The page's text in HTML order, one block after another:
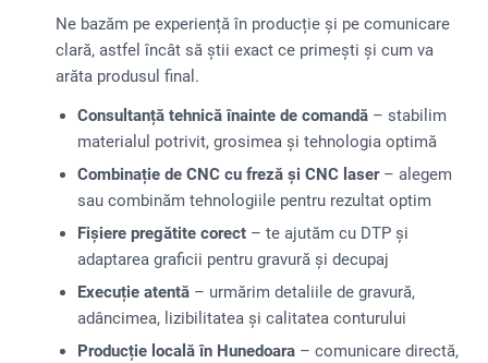
Ne bazăm pe experiență în producție și pe comunicare
clară, astfel încât să știi exact ce primești și cum va
arăta produsul final.
Consultanță tehnică înainte de comandă – stabilim
materialul potrivit, grosimea și tehnologia optimă
Combinație de CNC cu freză și CNC laser– alegem
sau combinăm tehnologiile pentru rezultat optim
Fișiere pregătite corect – te ajutăm cu DTP și
adaptarea graficii pentru gravură și decupaj
Execuție atentă – urmărim detaliile de gravură,
adâncimea, lizibilitatea și calitatea conturului
Producție locală în Hunedoara – comunicare directă,